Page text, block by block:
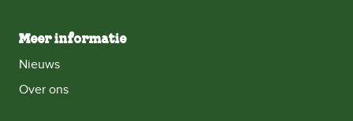
Meer informatie
Nieuws
Over ons